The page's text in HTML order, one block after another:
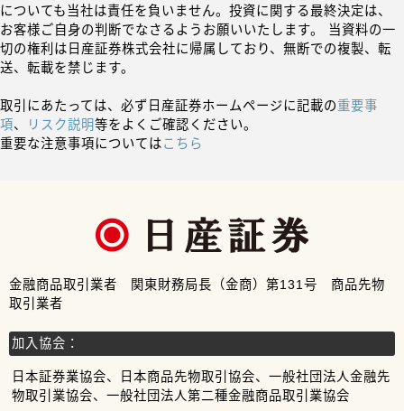
についても当社は責任を負いません。投資に関する最終決定は、
お客様ご自身の判断でなさるようお願いいたします。 当資料の一
切の権利は日産証券株式会社に帰属しており、無断での複製、転
送、転載を禁じます。
取引にあたっては、必ず日産証券ホームページに記載の重要事
項、 リスク説明等をよくご確認ください。
重要な注意事項についてはこちら
金融商品取引業者 関東財務局長（金商）第131号 商品先物
取引業者
加入協会：
日本証券業協会、日本商品先物取引協会、一般社団法人金融先
物取引業協会、一般社団法人第二種金融商品取引業協会